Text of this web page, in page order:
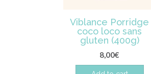
Viblance Porridge
coco loco sans
gluten (400g)
8,00€